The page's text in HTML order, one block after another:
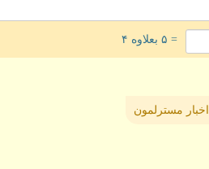
= ۵ بعلاوه ۴
اخبار مسترلمون